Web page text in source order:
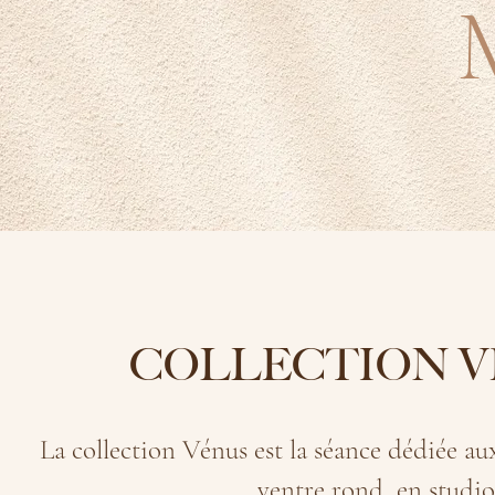
COLLECTION
La collection Vénus est la séance dédiée